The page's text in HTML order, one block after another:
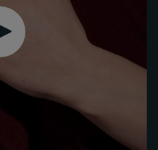
um 1910 herum
wurden in
als eine
Frauen, die einst
den Augen für eine